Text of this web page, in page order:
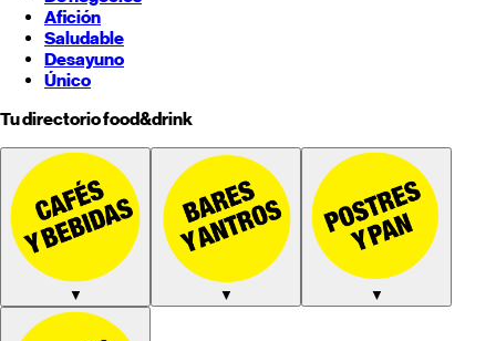
Afición
Saludable
Desayuno
Único
Tu directorio food&drink
▼ ▼ ▼